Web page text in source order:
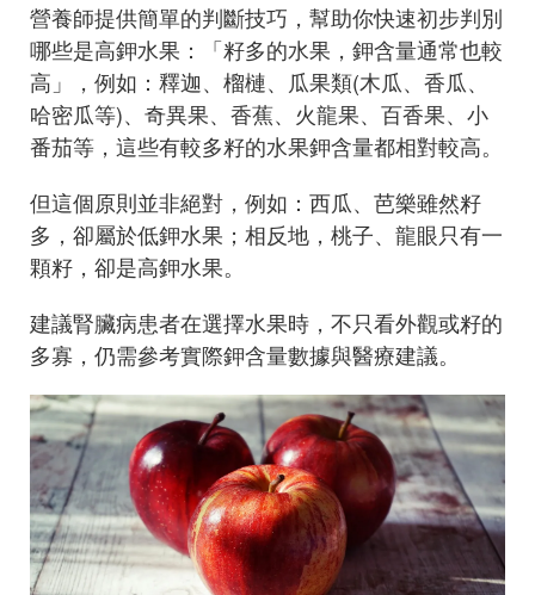
營養師提供簡單的判斷技巧，幫助你快速初步判別
哪些是高鉀水果：「籽多的水果，鉀含量通常也較
高」，例如：釋迦、榴槤、瓜果類(木瓜、香瓜、
哈密瓜等)、奇異果、香蕉、火龍果、百香果、小
番茄等，這些有較多籽的水果鉀含量都相對較高。
但這個原則並非絕對，例如：西瓜、芭樂雖然籽
多，卻屬於低鉀水果；相反地，桃子、龍眼只有一
顆籽，卻是高鉀水果。
建議腎臟病患者在選擇水果時，不只看外觀或籽的
多寡，仍需參考實際鉀含量數據與醫療建議。